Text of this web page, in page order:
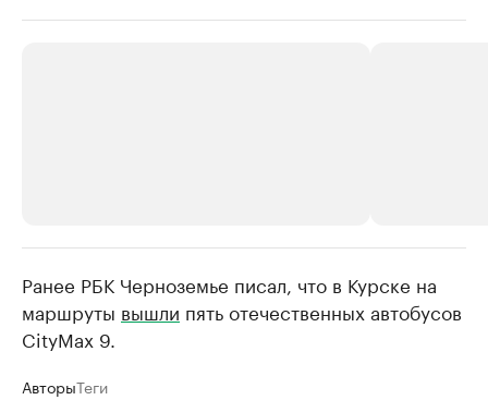
Делитесь новостями бизнеса на РБК
Управляйте страницей компании и развивайте личные
Ранее РБК Черноземье писал, что в Курске на
маршруты вышли пять отечественных автобусов
CityMax 9.
АвторыТеги